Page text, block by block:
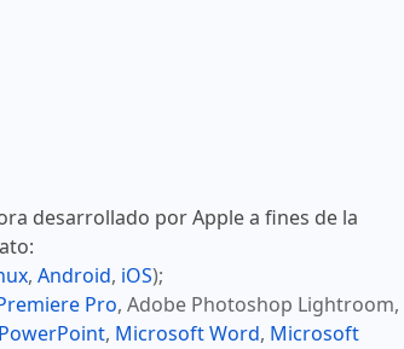
desarrollado por Apple a fines de la
, Android, iOS);
Pro, Adobe Photoshop Lightroom,
, Microsoft Word, Microsoft